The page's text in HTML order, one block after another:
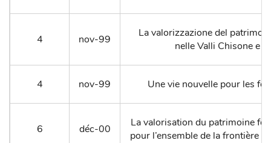
4 nov-99
La valorizzazione del
nelle Valli Chisone e
4 nov-99 Une vie nouvelle pour les
6 déc-00
La valorisation du patrimoine
pour l’ensemble de la frontière